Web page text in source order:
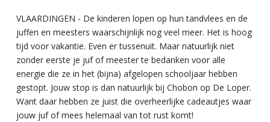
VLAARDINGEN - De kinderen lopen op hun tandvlees en de
juffen en meesters waarschijnlijk nog veel meer. Het is hoog
tijd voor vakantie. Even er tussenuit. Maar natuurlijk niet
zonder eerste je juf of meester te bedanken voor alle
energie die ze in het (bijna) afgelopen schooljaar hebben
gestopt. Jouw stop is dan natuurlijk bij Chobon op De Loper.
Want daar hebben ze juist die overheerlijke cadeautjes waar
jouw juf of mees helemaal van tot rust komt!